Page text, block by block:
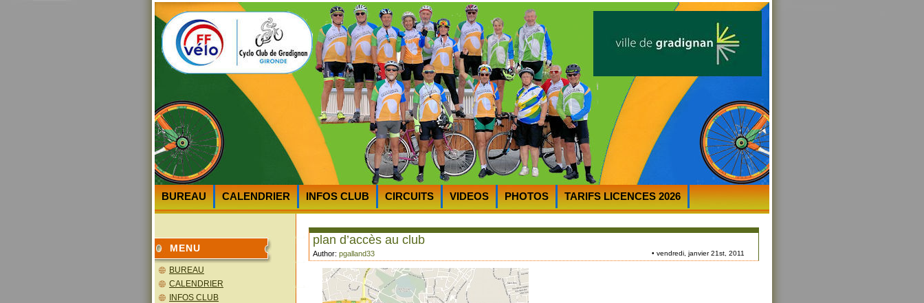
BUREAU CALENDRIER INFOS CLUB CIRCUITS VIDEOS PHOTOS
TARIFS LICENCES 2026
MENU
BUREAU
CALENDRIER
INFOS CLUB
plan d’accès au club
Author: pgalland33 • vendredi, janvier 21st, 2011